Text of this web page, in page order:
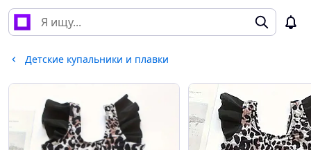
Детские купальники и плавки